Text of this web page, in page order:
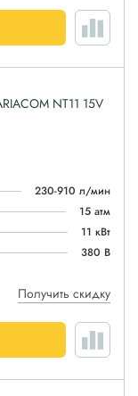
NT11 15V
230-910 л/мин
15 атм
11 кВт
380 В
Получить скидку